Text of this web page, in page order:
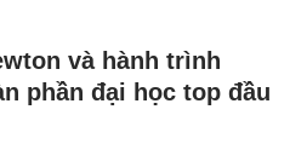
và hành trình
phần đại học top đầu